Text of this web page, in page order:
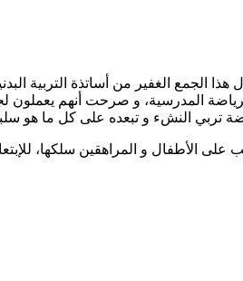
الغفير من أساتذة التربية
المدرسية، و صرحت أنهم يعملون
تربي النشء و تبعده على كل ما هو
الأطفال و المراهقين سلكها،